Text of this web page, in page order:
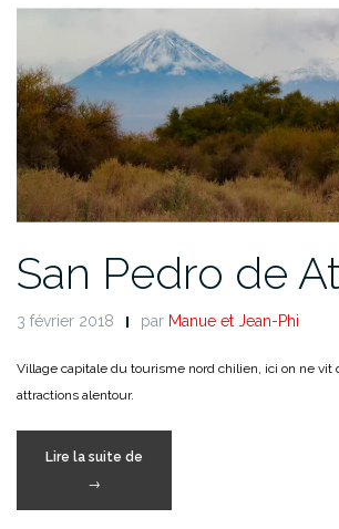
San Pedro de
3 février 2018 par Manue et Jean-Phi
Village capitale du tourisme nord chilien, ici on ne vit
attractions alentour.
Lire la suite de
de
→